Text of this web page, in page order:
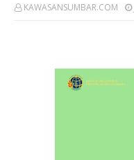
KAWASANSUMBAR.COM